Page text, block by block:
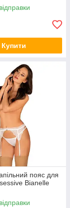
Купити
пояс для
Bianelle